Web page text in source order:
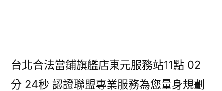
台北合法當鋪旗艦店東元服務站11點 02
分 24秒 認證聯盟專業服務為您量身規劃